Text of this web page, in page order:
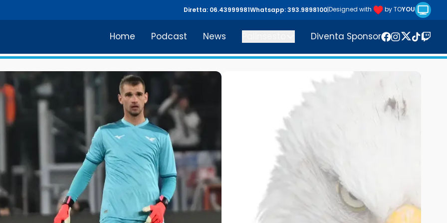
Diretta: 06.43999981Whatsapp: 393.9898100|Designed with by TOYOU
Home Podcast News
Diventa Sponsor
Twitter